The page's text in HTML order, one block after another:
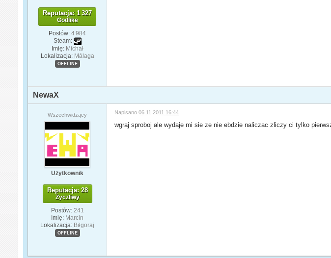
Reputacja: 1 327
Godlike
Postów: 4 984
Steam:
Imię: Michał
Lokalizacja: Málaga
OFFLINE
NewaX
Wszechwidzący
Użytkownik
Reputacja: 28
Życzliwy
Postów: 241
Imię: Marcin
Lokalizacja: Biłgoraj
OFFLINE
Napisano06.11.2011 16:44
wgraj sproboj ale wydaje mi sie ze nie ebdzie naliczac zliczy ci tylko